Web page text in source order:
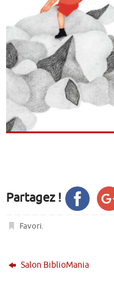
Partagez !
Favori.
Salon BiblioMania